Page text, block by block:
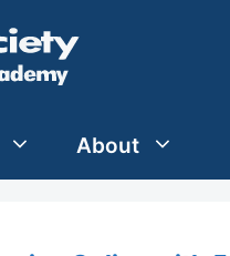
About